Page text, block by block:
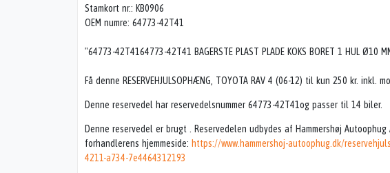
Stamkort nr.: KB0906
OEM numre: 64773-42T41
"64773-42T4164773-42T41 BAGERSTE PLAST PLADE KOKS BORET 1 HUL Ø10
Få denne RESERVEHJULSOPHÆNG, TOYOTA RAV 4 (06-12) til kun 250 kr. inkl.
Denne reservedel har reservedelsnummer 64773-42T41og passer til 14 biler.
Denne reservedel er brugt . Reservedelen udbydes af Hammershøj
forhandlerens hjemmeside: https://www.hammershoj-autoophug.dk/
4211-a734-7e4464312193